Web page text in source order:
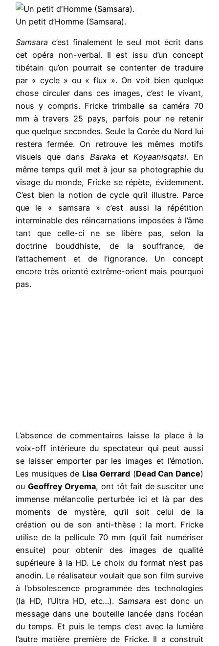
Un petit d’Homme (Samsara).
Samsara c’est finalement le seul mot écrit dans
cet opéra non-verbal. Il est issu d’un concept
tibétain qu’on pourrait se contenter de traduire
par « cycle » ou « flux ». On voit bien quelque
chose circuler dans ces images, c’est le vivant,
nous y compris. Fricke trimballe sa caméra 70
mm à travers 25 pays, parfois pour ne retenir
que quelque secondes. Seule la Corée du Nord lui
restera fermée. On retrouve les mêmes motifs
visuels que dans BarakaetKoyaanisqatsi. En
même temps qu’il met à jour sa photographie du
visage du monde, Fricke se répète, évidemment.
C’est bien la notion de cycle qu’il illustre. Parce
que le « samsara » c’est aussi la répétition
interminable des réincarnations imposées à l’âme
tant que celle-ci ne se libère pas, selon la
doctrine bouddhiste, de la souffrance, de
l’attachement et de l’ignorance. Un concept
encore très orienté extrême-orient mais pourquoi
pas.
L’absence de commentaires laisse la place à la
voix-off intérieure du spectateur qui peut aussi
se laisser emporter par les images et l’émotion.
Les musiques de Lisa Gerrard(Dead Can Dance)
ou Geoffrey Oryema, ont tôt fait de susciter une
immense mélancolie perturbée ici et là par des
moments de mystère, qu’il soit celui de la
création ou de son anti-thèse : la mort. Fricke
utilise de la pellicule 70 mm (qu’il fait numériser
ensuite) pour obtenir des images de qualité
supérieure à la HD. Le choix du format n’est pas
anodin. Le réalisateur voulait que son film survive
à l’obsolescence programmée des technologies
(la HD, l’Ultra HD, etc…). Samsaraest donc un
message dans une bouteille lancée dans l’océan
du temps. Et puis le temps c’est avec la lumière
l’autre matière première de Fricke. Il a construit